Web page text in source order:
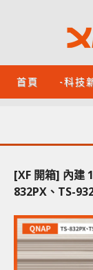
首頁 -科技
[XF 開箱] 內建
832PX、TS-